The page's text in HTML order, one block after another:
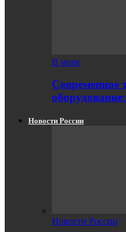
В мире
Современное
Новости России
Новости России